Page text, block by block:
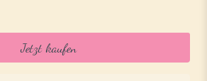
Jetzt kaufen